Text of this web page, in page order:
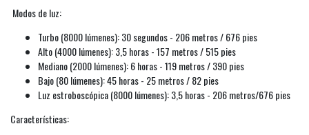
Modos de luz:
Turbo (8000 lúmenes): 30 segundos - 206 metros / 676 pies
Alto (4000 lúmenes): 3,5 horas - 157 metros / 515 pies
Mediano (2000 lúmenes): 6 horas - 119 metros / 390 pies
Bajo (80 lúmenes): 45 horas - 25 metros / 82 pies
Luz estroboscópica (8000 lúmenes): 3,5 horas - 206 metros/676 pies
Características: